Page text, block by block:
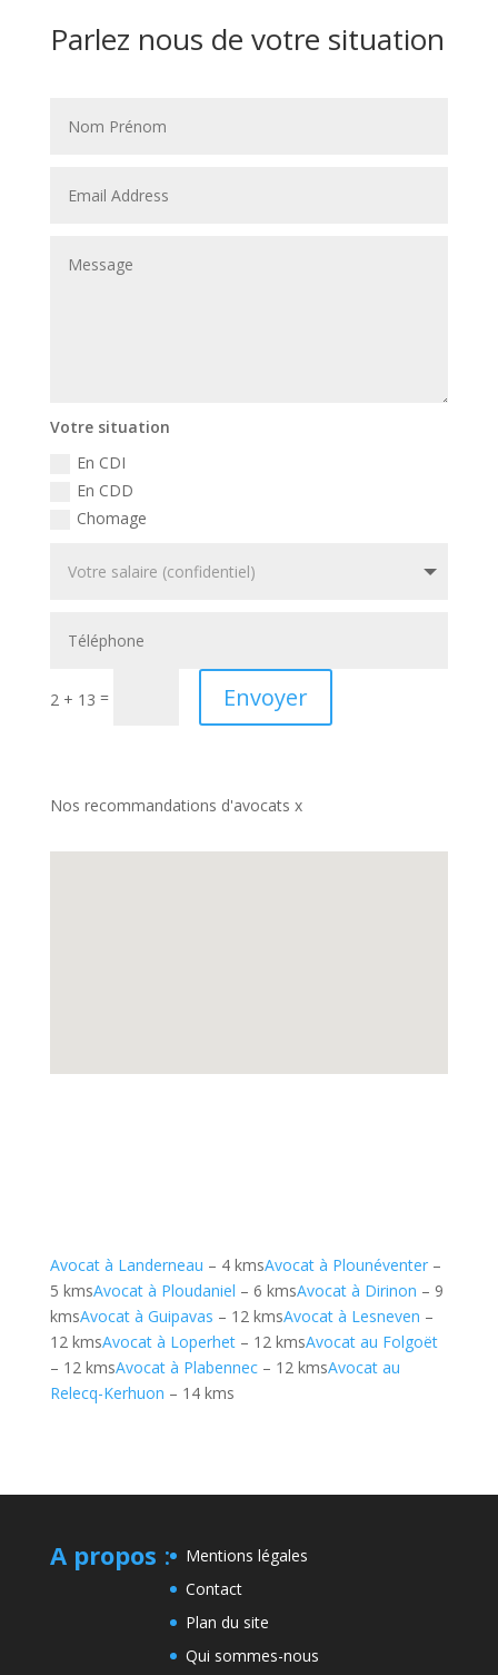
Parlez nous de votre situation
Votre situation
En CDI
En CDD
Chomage
2 + 13 = Envoyer
Nos recommandations d'avocats x
Avocat à Landerneau – 4 kmsAvocat à Plounéventer–
5 kmsAvocat à Ploudaniel – 6 kmsAvocat à Dirinon – 9
kmsAvocat à Guipavas – 12 kmsAvocat à Lesneven –
12 kmsAvocat à Loperhet– 12 kmsAvocat au Folgoët
– 12 kmsAvocat à Plabennec– 12 kmsAvocat au
Relecq-Kerhuon – 14 kms
A propos :
Mentions légales
Contact
Plan du site
Qui sommes-nous